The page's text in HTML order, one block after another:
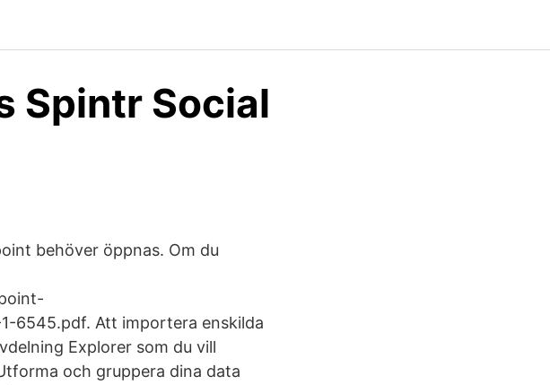
Spintr Social
behöver öppnas. Om du
6545.pdf. Att importera enskilda
Explorer som du vill
och gruppera dina data